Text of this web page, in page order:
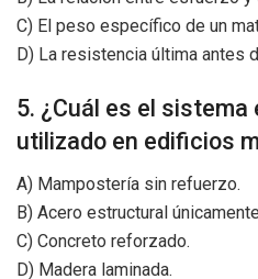
C) El peso específico de un
D) La resistencia última antes
5. ¿Cuál es el
utilizado en edificios
A) Mampostería sin refuerzo.
B) Acero estructural
C) Concreto reforzado.
D) Madera laminada.